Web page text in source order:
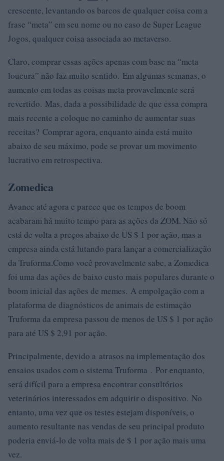
crescente, levantando os barcos de qualquer coisa com a
frase “meta” em seu nome ou no caso de Super League
Jogos, qualquer coisa associada ao metaverso.
Claro, comprar essas ações apenas com base na “meta
loucura” não faz muito sentido. Em algumas semanas, o
aumento em todas as coisas meta provavelmente será
revertido. Mas, dada a possibilidade de que essa compra
mais recente a coloque no caminho de aumentar suas
receitas? Comprar agora, enquanto ainda está muito
abaixo de seu máximo, pode se provar um movimento
lucrativo em retrospectiva.
Zomedica
Avance até agora e parece que os tempos de boom
acabaram há muito tempo para as ações da ZOM. Não só
está de volta a preços abaixo de US $ 1 por ação, mas a
empresa ainda está lutando para lançar a comercialização
da Truforma.Como você provavelmente sabe, a Zomedica
foi uma das ações de baixo custo mais populares durante o
boom inicial das ações de memes. A empolgação com a
plataforma de diagnósticos de animais de estimação
Truforma da empresa passou de menos de US $ 1 por ação
para até US $ 2,91 por ação.
Principalmente, devido a atrasos na implementação dos
ensaios usados ​​com o sistema Truforma . Por enquanto,
será difícil para a empresa encontrar consultórios
veterinários interessados ​​em adquirir o dispositivo. No
entanto, uma vez que os testes estejam disponíveis, o
aumento resultante nas vendas de seu principal produto
poderia enviá-lo de volta mais de $ 1 por ação mais uma
vez.